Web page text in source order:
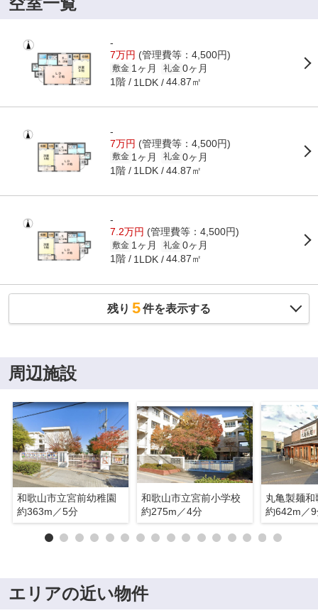
-
7万円 (管理費等：4,500円)
敷金 1ヶ月 礼金 0ヶ月
1階 1LDK 44.87㎡
-
7万円 (管理費等：4,500円)
敷金 1ヶ月 礼金 0ヶ月
1階 1LDK 44.87㎡
-
7.2万円 (管理費等：4,500円)
敷金 1ヶ月 礼金 0ヶ月
1階 1LDK 44.87㎡
残り 5件を表示する
周辺施設
和歌山市立宮前幼稚園
約363m／5分
和歌山市立宮前小学校
約275m／4分
丸亀製麺和
約642m／
エリアの近い物件